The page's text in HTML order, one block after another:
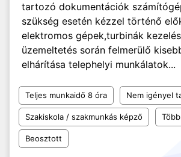
tartozó dokumentációk
szükség esetén kézzel történő
elektromos gépek,turbinák
üzemeltetés során felmerülő
elhárítása telephelyi munkálatok...
Teljes munkaidő 8 óra Nem igényel
Szakiskola / szakmunkás képző
Beosztott